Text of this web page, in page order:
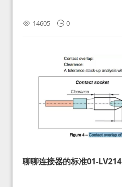
14605 0
聊聊连接器的标准01-LV214